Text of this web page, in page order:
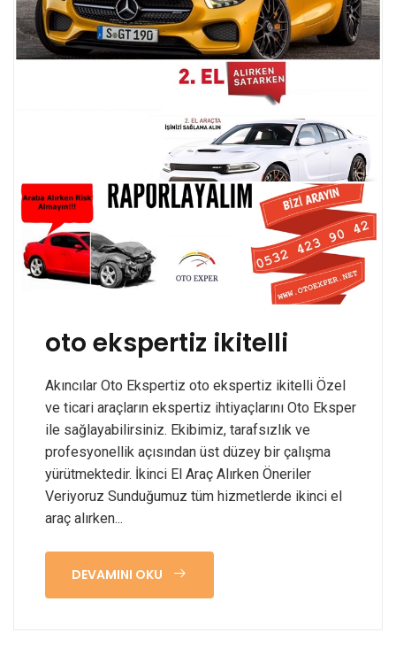
oto ekspertiz ikitelli
Akıncılar Oto Ekspertiz oto ekspertiz ikitelli Özel
ve ticari araçların ekspertiz ihtiyaçlarını Oto Eksper
ile sağlayabilirsiniz. Ekibimiz, tarafsızlık ve
profesyonellik açısından üst düzey bir çalışma
yürütmektedir. İkinci El Araç Alırken Öneriler
Veriyoruz Sunduğumuz tüm hizmetlerde ikinci el
araç alırken...
DEVAMINI OKU